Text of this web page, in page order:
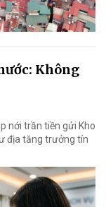
Không
nới trần tiền gửi Kho
địa tăng trưởng tín